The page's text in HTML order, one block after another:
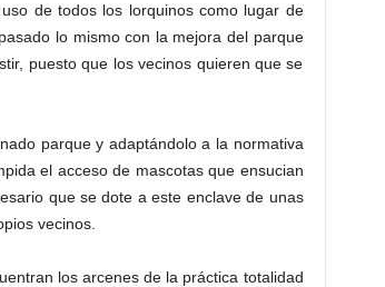
de todos los lorquinos como lugar de
lo mismo con la mejora del parque
puesto que los vecinos quieren que se
parque y adaptándolo a la normativa
el acceso de mascotas que ensucian
que se dote a este enclave de unas
vecinos.
los arcenes de la práctica totalidad